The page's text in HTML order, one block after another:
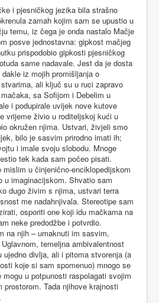
i pjesničkog jezika bila strašno
zamah kojim sam se upustio u
temu, iz čega je onda nastalo Mačje
posve jednostavna: gipkost mačjeg
prispodobio gipkosti pjesničkog
same nadavale. Jest da je dosta
iz mojih promišljanja o
ali ključ su u ruci zapravo
sa Sofijom i Debelim u
i podupirale uvijek nove kutove
vrijeme živio u roditeljskoj kući u
okružen njima. Ustvari, živjeli smo
bilo je sasvim prirodno imati ih;
i imale svoju slobodu. Mnoge
tek kada sam počeo pisati.
u činjenično-enciklopedijskom
u imaginacijskom. Shvatio sam
dugo živim s njima, ustvari terra
me nadahnjivala. Stereotipe sam
osporiti one koji idu mačkama na
neke predodžbe i potvrdio.
na njih – umaknuti im sasvim,
temeljna ambivalentnost
ujedno divlja, ali i pitoma stvorenja (a
koje si sam spomenuo) mnogo se
u potpunosti raspolagati svojim
prostorom. Tada njihove krajnosti